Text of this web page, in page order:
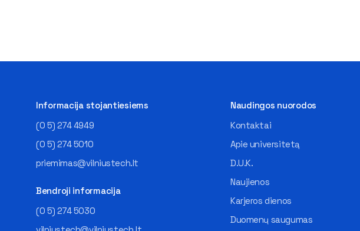
Informacija stojantiesiems
(0 5) 274 4949
(0 5) 274 5010
priemimas@vilniustech.lt
Bendroji informacija
(0 5) 274 5030
Naudingos nuorodos
Kontaktai
Apie universitetą
D.U.K.
Naujienos
Karjeros dienos
Duomenų saugumas